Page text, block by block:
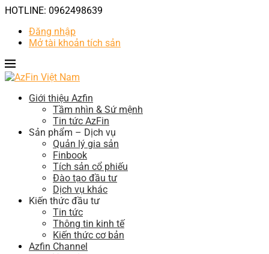
HOTLINE: 0962498639
Đăng nhập
Mở tài khoản tích sản
Giới thiệu Azfin
Tầm nhìn & Sứ mệnh
Tin tức AzFin
Sản phẩm – Dịch vụ
Quản lý gia sản
Finbook
Tích sản cổ phiếu
Đào tạo đầu tư
Dịch vụ khác
Kiến thức đầu tư
Tin tức
Thông tin kinh tế
Kiến thức cơ bản
Azfin Channel